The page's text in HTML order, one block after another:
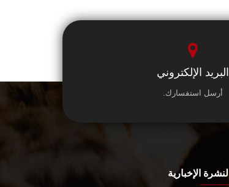
البريد الإلكتروني
أرسل استفسارك.
النشرة الإخبارية